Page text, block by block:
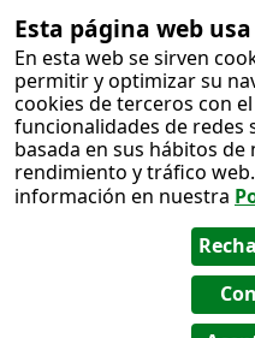
Esta página web
En esta web se sirven
permitir y optimizar su
cookies de terceros con
funcionalidades de redes
basada en sus hábitos de
rendimiento y tráfico
información en nuestra